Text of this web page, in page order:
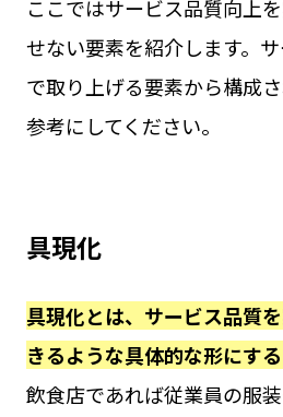
ここではサービス品質向上
せない要素を紹介します。
で取り上げる要素から構成
参考にしてください。
具現化
具現化とは、サービス品質
きるような具体的な形にす
飲食店であれば従業員の服